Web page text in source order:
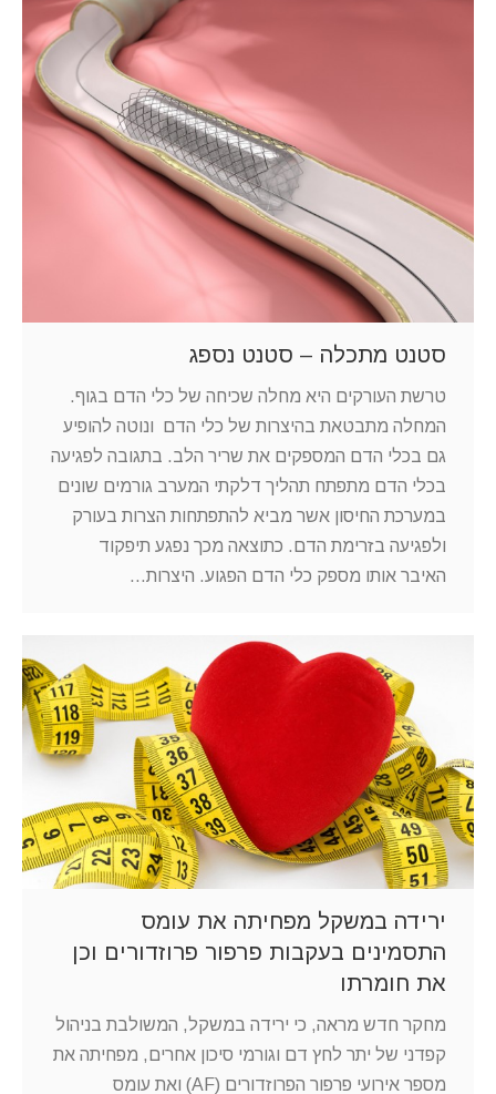
סטנט מתכלה – סטנט נספג
טרשת העורקים היא מחלה שכיחה של כלי הדם בגוף.
המחלה מתבטאת בהיצרות של כלי הדם ונוטה להופיע
גם בכלי הדם המספקים את שריר הלב. בתגובה לפגיעה
בכלי הדם מתפתח תהליך דלקתי המערב גורמים שונים
במערכת החיסון אשר מביא להתפתחות הצרות בעורק
ולפגיעה בזרימת הדם. כתוצאה מכך נפגע תיפקוד
האיבר אותו מספק כלי הדם הפגוע. היצרות…
ירידה במשקל מפחיתה את עומס
התסמינים בעקבות פרפור פרוזדורים וכן
את חומרתו
מחקר חדש מראה, כי ירידה במשקל, המשולבת בניהול
קפדני של יתר לחץ דם וגורמי סיכון אחרים, מפחיתה את
מספר אירועי פרפור הפרוזדורים (AF) ואת עומס